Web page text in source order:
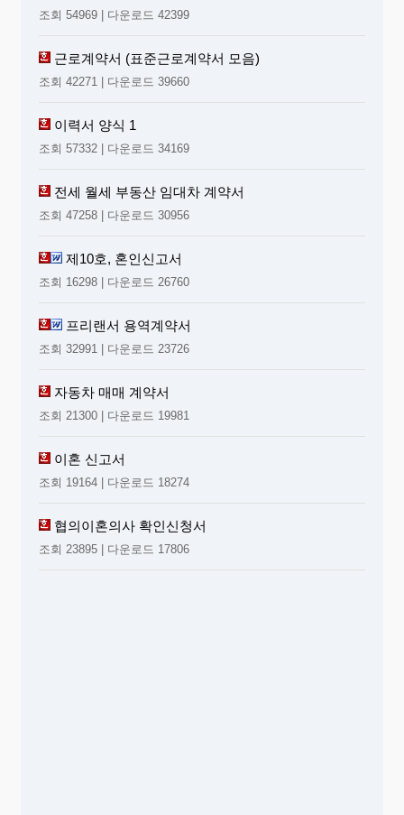
조회 54969 | 다운로드 42399
근로계약서 (표준근로계약서 모음)
조회 42271 | 다운로드 39660
이력서 양식 1
조회 57332 | 다운로드 34169
전세 월세 부동산 임대차 계약서
조회 47258 | 다운로드 30956
제10호, 혼인신고서
조회 16298 | 다운로드 26760
프리랜서 용역계약서
조회 32991 | 다운로드 23726
자동차 매매 계약서
조회 21300 | 다운로드 19981
이혼 신고서
조회 19164 | 다운로드 18274
협의이혼의사 확인신청서
조회 23895 | 다운로드 17806